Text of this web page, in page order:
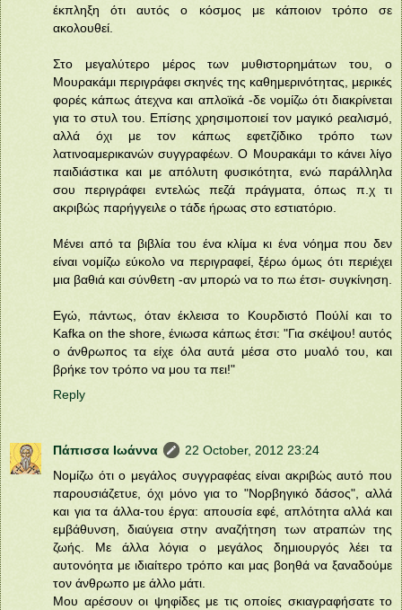
έκπληξη ότι αυτός ο κόσμος με κάποιον τρόπο σε
ακολουθεί.
Στο μεγαλύτερο μέρος των μυθιστορημάτων του, ο
Μουρακάμι περιγράφει σκηνές της καθημερινότητας, μερικές
φορές κάπως άτεχνα και απλοϊκά -δε νομίζω ότι διακρίνεται
για το στυλ του. Επίσης χρησιμοποιεί τον μαγικό ρεαλισμό,
αλλά όχι με τον κάπως εφετζίδικο τρόπο των
λατινοαμερικανών συγγραφέων. Ο Μουρακάμι το κάνει λίγο
παιδιάστικα και με απόλυτη φυσικότητα, ενώ παράλληλα
σου περιγράφει εντελώς πεζά πράγματα, όπως π.χ τι
ακριβώς παρήγγειλε ο τάδε ήρωας στο εστιατόριο.
Μένει από τα βιβλία του ένα κλίμα κι ένα νόημα που δεν
είναι νομίζω εύκολο να περιγραφεί, ξέρω όμως ότι περιέχει
μια βαθιά και σύνθετη -αν μπορώ να το πω έτσι- συγκίνηση.
Εγώ, πάντως, όταν έκλεισα το Κουρδιστό Πούλί και το
Kafka on the shore, ένιωσα κάπως έτσι: "Για σκέψου! αυτός
ο άνθρωπος τα είχε όλα αυτά μέσα στο μυαλό του, και
βρήκε τον τρόπο να μου τα πει!"
Reply
Πάπισσα Ιωάννα
22 October, 2012 23:24
Νομίζω ότι ο μεγάλος συγγραφέας είναι ακριβώς αυτό που
παρουσιάζετυε, όχι μόνο για το "Νορβηγικό δάσος", αλλά
και για τα άλλα-του έργα: απουσία εφέ, απλότητα αλλά και
εμβάθυνση, διαύγεια στην αναζήτηση των ατραπών της
ζωής. Με άλλα λόγια ο μεγάλος δημιουργός λέει τα
αυτονόητα με ιδιαίτερο τρόπο και μας βοηθά να ξαναδούμε
τον άνθρωπο με άλλο μάτι.
Μου αρέσουν οι ψηφίδες με τις οποίες σκιαγραφήσατε το